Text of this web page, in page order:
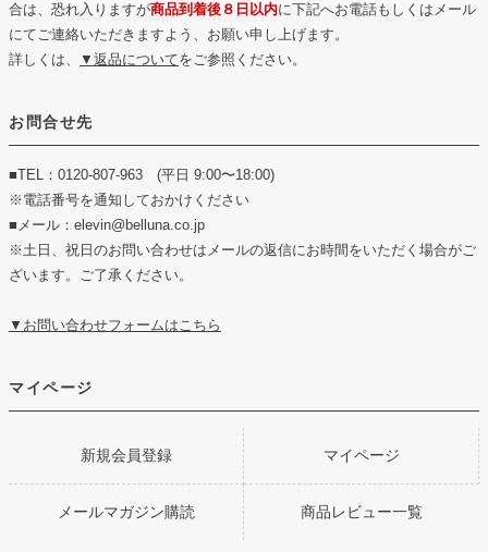
合は、恐れ入りますが商品到着後８日以内に下記へお電話もしくはメール
にてご連絡いただきますよう、お願い申し上げます。
詳しくは、
▼返品についてをご参照ください。
お問合せ先
■TEL：0120-807-963 (平日 9:00〜18:00)
※電話番号を通知しておかけください
■メール：elevin@belluna.co.jp
※土日、祝日のお問い合わせはメールの返信にお時間をいただく場合がご
ざいます。ご了承ください。
▼お問い合わせフォームはこちら
マイページ
新規会員登録 マイページ
メールマガジン購読 商品レビュー一覧